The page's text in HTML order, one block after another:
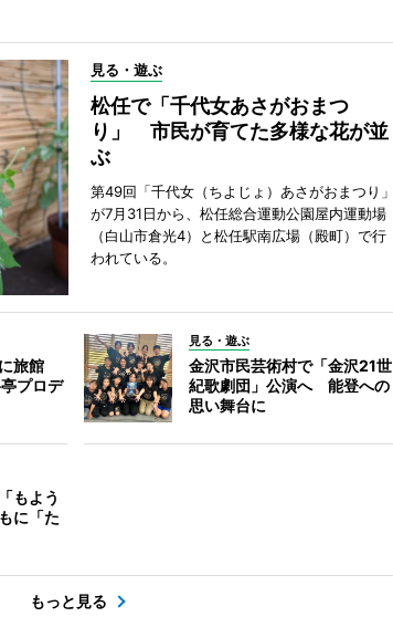
見る・遊ぶ
松任で「千代女あさがおまつ
り」 市民が育てた多様な花が並
ぶ
第49回「千代女（ちよじょ）あさがおまつり」
が7月31日から、松任総合運動公園屋内運動場
（白山市倉光4）と松任駅南広場（殿町）で行
われている。
旅館
プロデ
見る・遊ぶ
金沢市民芸術村で「金沢21世
紀歌劇団」公演へ 能登への
思い舞台に
もよう
に「た
もっと見る